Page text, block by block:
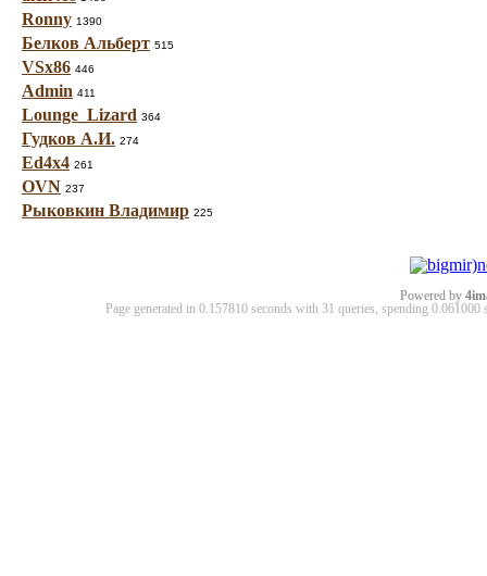
Ronny 1390
Белков Альберт 515
VSx86 446
Admin 411
Lounge_Lizard 364
Гудков А.И. 274
Ed4x4 261
OVN 237
Рыковкин Владимир 225
Powered by
Page generated in 0.157810 seconds with 31 queries, spending